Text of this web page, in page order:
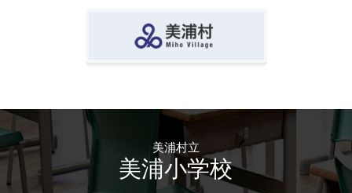
美浦村立
美浦小学校